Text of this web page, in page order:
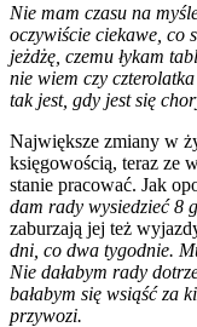
Nie mam czasu na
oczywiście ciekawe, co
jeżdżę, czemu łykam
nie wiem czy czterolatka
tak jest, gdy jest się
Największe zmiany w
księgowością, teraz ze
stanie pracować. Jak
dam rady wysiedzieć 8
zaburzają jej też
dni, co dwa tygodnie.
Nie dałabym rady
bałabym się wsiąść za
przywozi.